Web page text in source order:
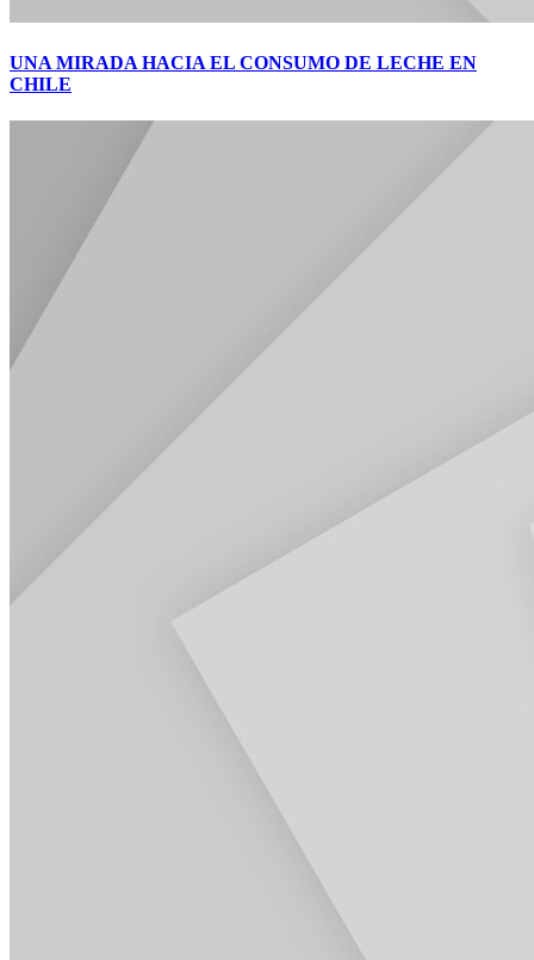
UNA MIRADA HACIA EL CONSUMO DE LECHE EN
CHILE